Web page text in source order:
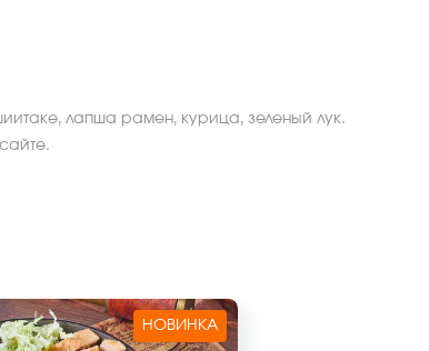
лапша рамен, курица, зеленый лук.
НОВИНКА